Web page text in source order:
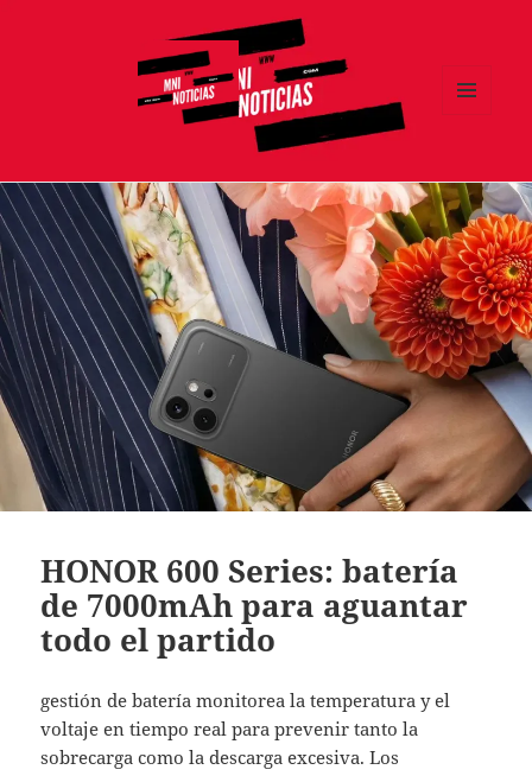
HONOR 600 Series: batería
de 7000mAh para aguantar
todo el partido
gestión de batería monitorea la temperatura y el
voltaje en tiempo real para prevenir tanto la
sobrecarga como la descarga excesiva. Los